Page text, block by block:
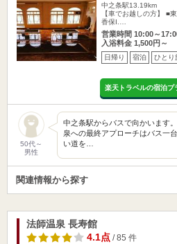
中之条駅13.19km
【車でお越しの方】
香保I.…
営業時間 10:00～
入浴料金 1,500円～
日帰り 宿泊 ひとり
楽天トラベルの宿泊プ
50代～
男性
中之条駅からバスで向かいます
泉への最終アプローチはバス一
い道を…
関連情報から探す
法師温泉 長寿館
4.1点/ 85 件